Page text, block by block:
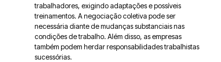
trabalhadores, exigindo adaptações e possíveis
treinamentos. A negociação coletiva pode ser
necessária diante de mudanças substanciais nas
condições de trabalho. Além disso, as empresas
também podem herdar responsabilidades trabalhistas
sucessórias.